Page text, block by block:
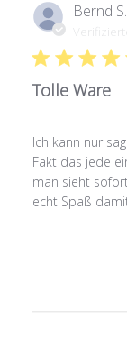
Bernd S.
Tolle Ware
Ich kann nur
Fakt das jede
man sieht
echt Spaß